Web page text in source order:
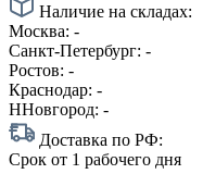
Наличие на складах:
Москва: -
Санкт-Петербург: -
Ростов: -
Краснодар: -
ННовгород: -
Доставка по РФ:
Срок от 1 рабочего дня